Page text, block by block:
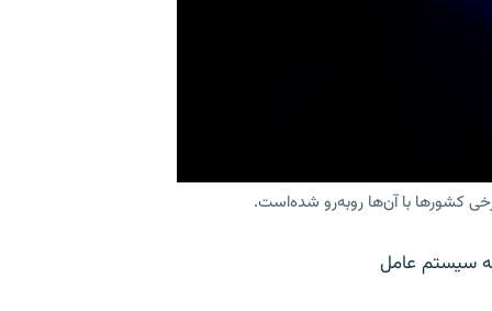
کشورها با آن‌ها روبه‌رو شده‌است.
سیستم عامل